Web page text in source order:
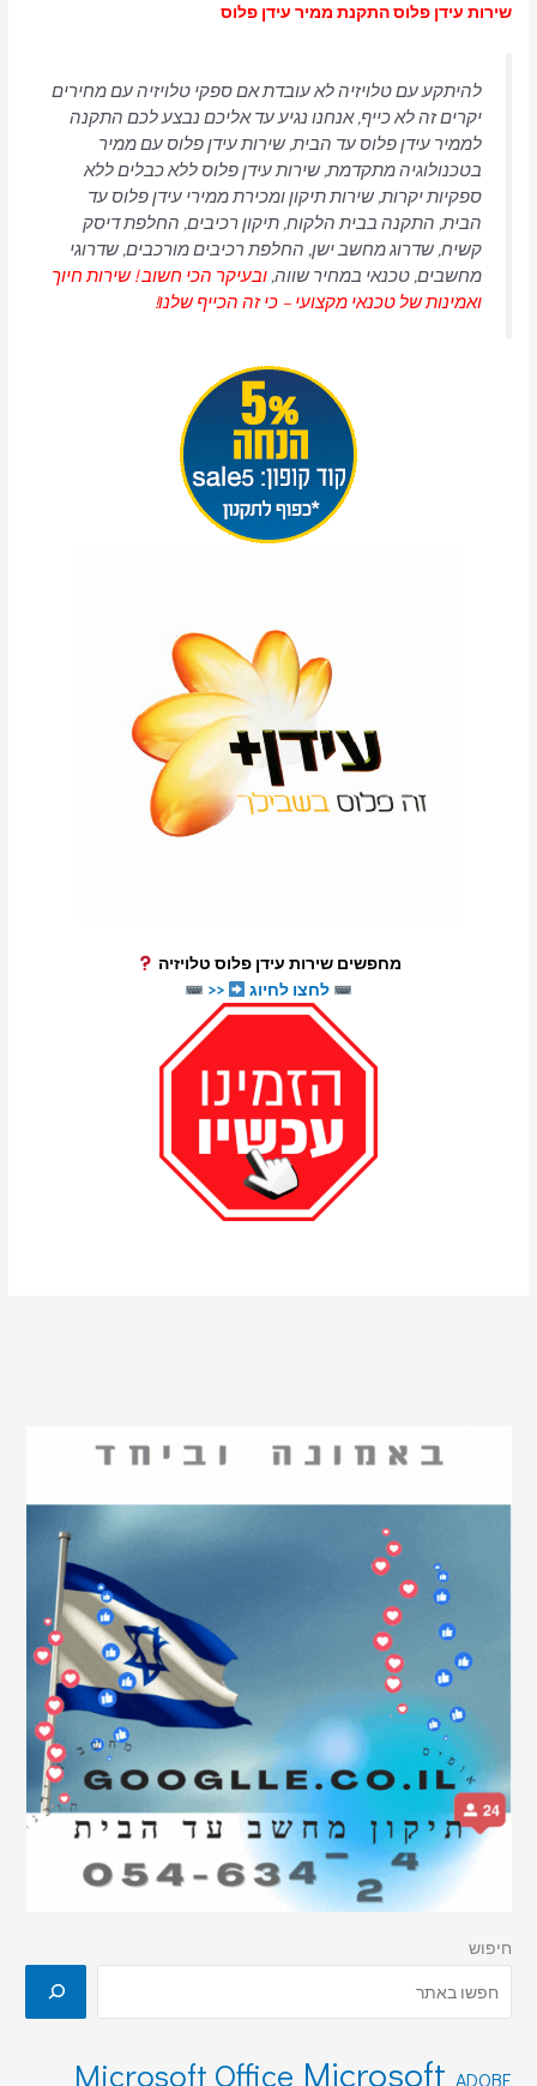
שירות עידן פלוס התקנת ממיר עידן פלוס
להיתקע עם טלויזיה לא עובדת אם ספקי טלויזיה עם מחירים
יקרים זה לא כייף, אנחנו נגיע עד אליכם נבצע לכם התקנה
לממיר עידן פלוס עד הבית, שירות עידן פלוס עם ממיר
בטכנולוגיה מתקדמת, שירות עידן פלוס ללא כבלים ללא
ספקיות יקרות, שירות תיקון ומכירת ממירי עידן פלוס עד
הבית, התקנה בבית הלקוח, תיקון רכיבים, החלפת דיסק
קשיח, שדרוג מחשב ישן, החלפת רכיבים מורכבים, שדרוגי
מחשבים, טכנאי במחיר שווה,ובעיקר הכי חשוב ! שירות חיוך
ואמינות של טכנאי מקצועי – כי זה הכייף שלנו!
מחפשים שירות עידן פלוס טלויזיה
לחצו לחיוג
<<
חיפוש
ADOBE
Microsoft
Microsoft Office